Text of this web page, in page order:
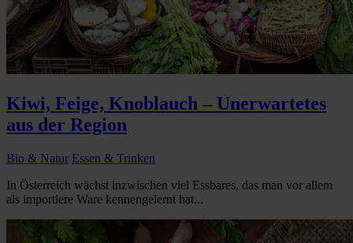
Kiwi, Feige, Knoblauch – Unerwartetes
aus der Region
Bio & Natur Essen & Trinken
In Österreich wächst inzwischen viel Essbares, das man vor allem
als importiere Ware kennengelernt hat...